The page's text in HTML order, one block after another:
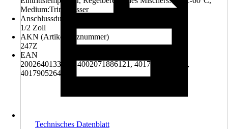
Medium:Trinkwasser
Anschlussdurchmesser Eintritt
1/2 Zoll
AKN (Artikelkurznummer)
247Z
EAN
2002640133009, 4002071886121, 4017905006231,
4017905264495
Technisches Datenblatt